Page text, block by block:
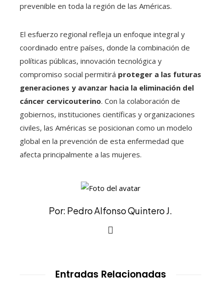
prevenible en toda la región de las Américas.
El esfuerzo regional refleja un enfoque integral y
coordinado entre países, donde la combinación de
políticas públicas, innovación tecnológica y
compromiso social permitirá proteger a las futuras
generaciones y avanzar hacia la eliminación del
cáncer cervicouterino. Con la colaboración de
gobiernos, instituciones científicas y organizaciones
civiles, las Américas se posicionan como un modelo
global en la prevención de esta enfermedad que
afecta principalmente a las mujeres.
Por: Pedro Alfonso Quintero J.
Entradas Relacionadas